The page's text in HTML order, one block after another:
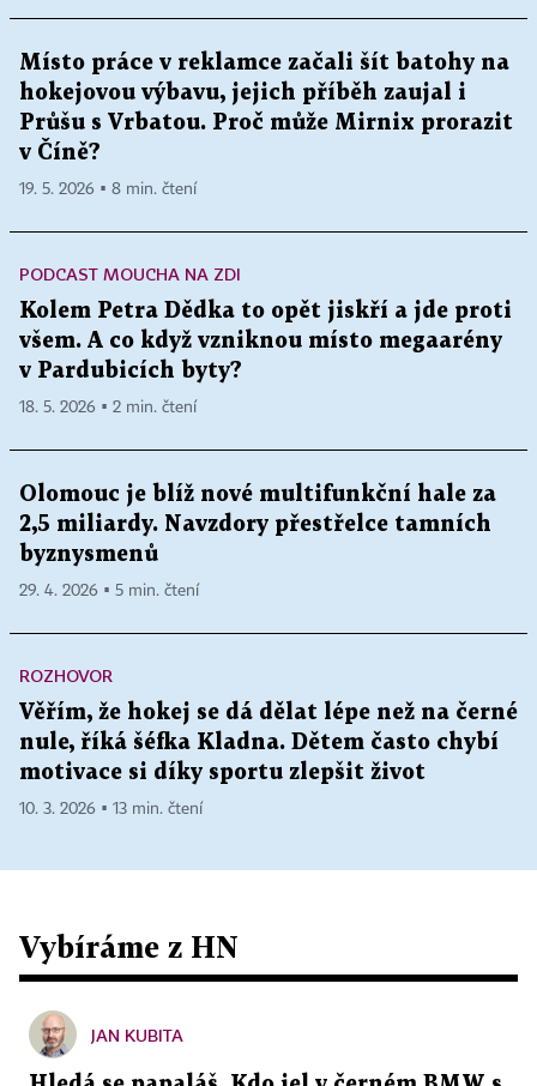
Místo práce v reklamce začali šít batohy na
hokejovou výbavu, jejich příběh zaujal i
Průšu s Vrbatou. Proč může Mirnix prorazit
v Číně?
19. 5. 2026 ▪ 8 min. čtení
PODCAST MOUCHA NA ZDI
Kolem Petra Dědka to opět jiskří a jde proti
všem. A co když vzniknou místo megaarény
v Pardubicích byty?
18. 5. 2026 ▪ 2 min. čtení
Olomouc je blíž nové multifunkční hale za
2,5 miliardy. Navzdory přestřelce tamních
byznysmenů
29. 4. 2026 ▪ 5 min. čtení
ROZHOVOR
Věřím, že hokej se dá dělat lépe než na černé
nule, říká šéfka Kladna. Dětem často chybí
motivace si díky sportu zlepšit život
10. 3. 2026 ▪ 13 min. čtení
Vybíráme z HN
JAN KUBITA